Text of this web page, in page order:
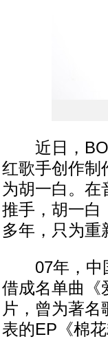
近日，
红歌手创作制
为胡一白。在
推手，胡一白
多年，只为重
07年，中国
借成名单曲《
片，曾为著
表的EP《棉